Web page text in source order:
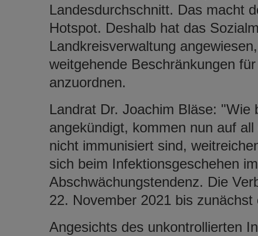
Landesdurchschnitt. Das macht
Hotspot. Deshalb hat das
Landkreisverwaltung
weitgehende Beschränkungen
anzuordnen.
Landrat Dr. Joachim Bläse:
angekündigt, kommen nun auf
nicht immunisiert sind,
sich beim Infektionsgeschehen
Abschwächungstendenz. Die
22. November 2021 bis
Angesichts des unkontrollierten